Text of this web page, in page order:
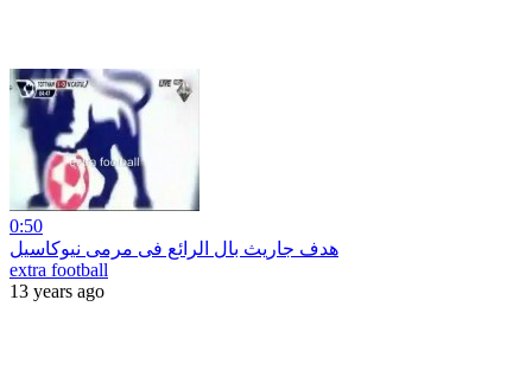
0:50
هدف جاريث بال الرائع فى مرمى نيوكاسيل
extra football
13 years ago